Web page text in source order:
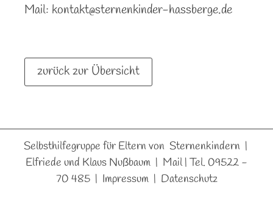
Mail: kontakt@sternenkinder-hassberge.de
zurück zur Übersicht
Selbsthilfegruppe für Eltern von Sternenkindern |
Elfriede und Klaus Nußbaum | Mail| Tel. 09522 -
70 485 | Impressum| Datenschutz